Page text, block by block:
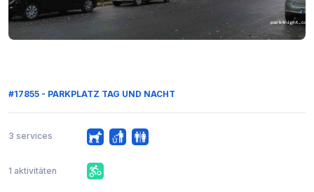
#17855 - PARKPLATZ TAG UND NACHT
3 services
1 aktivitäten